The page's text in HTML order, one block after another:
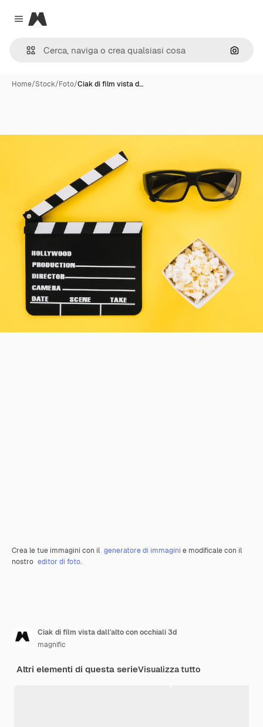
Close menu
Magnific
Cerca
Home/Stock/Foto/Ciak di film vista d…
Crea le tue immagini con il generatore di immagini e modificale con il
nostro editor di foto.
Ciak di film vista dall'alto con occhiali 3d
magnific
Altri elementi di questa serieVisualizza tutto